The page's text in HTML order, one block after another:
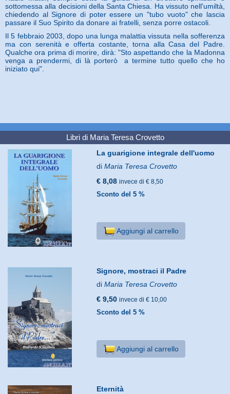
sottomessa alla decisioni della Santa Chiesa. Ha vissuto nell'umiltà,
chiedendo al Signore di poter essere un "tubo vuoto" che lascia
passare il Suo Spirito da donare ai fratelli, senza porre ostacoli.
Il 5 febbraio 2003, dopo una lunga malattia vissuta nella sofferenza
ma con serenità e offerta costante, torna alla Casa del Padre.
Qualche ora prima di morire, dirà: "Sto aspettando che la Madonna
venga a prendermi, di là porterò a termine tutto quello che ho
iniziato qui".
Libri di Maria Teresa Crovetto
La guarigione integrale dell'uomo
diMaria Teresa Crovetto
€ 8,08 invece di € 8,50
Sconto del 5 %
Aggiungi al carrello
Signore, mostraci il Padre
diMaria Teresa Crovetto
€ 9,50 invece di € 10,00
Sconto del 5 %
Aggiungi al carrello
Eternità